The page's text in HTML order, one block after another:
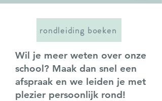
rondleiding boeken
Wil je meer weten over onze
school? Maak dan snel een
afspraak en we leiden je met
plezier persoonlijk rond!